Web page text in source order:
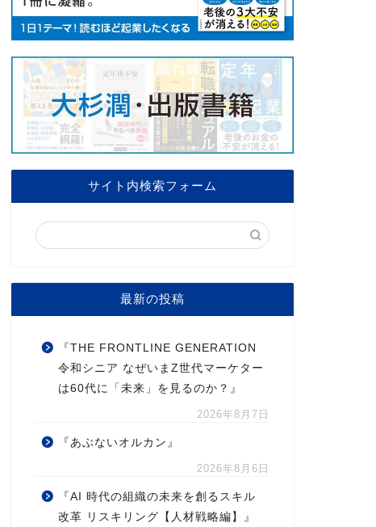
サイト内検索フォーム
最新の投稿
『THE FRONTLINE GENERATION
令和シニア なぜいまZ世代マーケター
は60代に「未来」を見るのか？』
2026年8月7日
『あぶないオルカン』
2026年8月6日
『AI 時代の組織の未来を創るスキル
改革 リスキリング【人材戦略編】』